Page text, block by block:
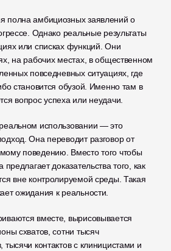
полна амбициозных заявлений о
Однако реальные результаты
или списках функций. Они
на рабочих местах, в общественном
повседневных ситуациях, где
становится обузой. Именно там в
вопрос успеха или неудачи.
использовании — это
Она переводит разговор от
поведению. Вместо того чтобы
доказательства того, как
вне контролируемой среды. Такая
ожидания к реальности.
вместе, вырисовывается
схватов, сотни тысяч
тысячи контактов с клиницистами и